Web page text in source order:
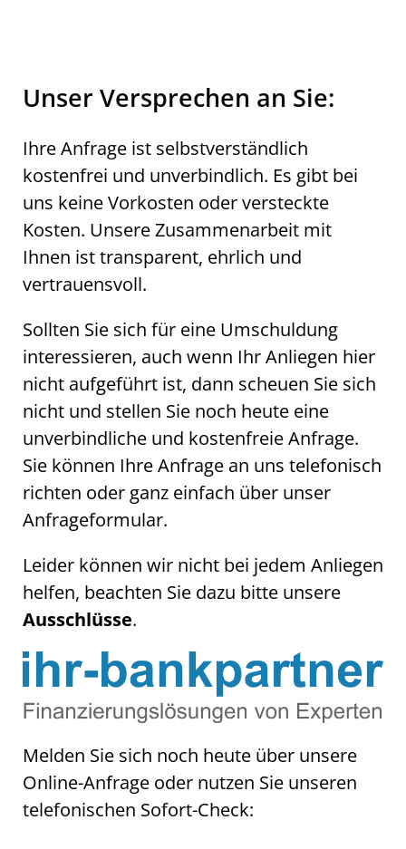
Unser Versprechen an Sie:
Ihre Anfrage ist selbstverständlich
kostenfrei und unverbindlich. Es gibt bei
uns keine Vorkosten oder versteckte
Kosten. Unsere Zusammenarbeit mit
Ihnen ist transparent, ehrlich und
vertrauensvoll.
Sollten Sie sich für eine Umschuldung
interessieren, auch wenn Ihr Anliegen hier
nicht aufgeführt ist, dann scheuen Sie sich
nicht und stellen Sie noch heute eine
unverbindliche und kostenfreie Anfrage.
Sie können Ihre Anfrage an uns telefonisch
richten oder ganz einfach über unser
Anfrageformular.
Leider können wir nicht bei jedem Anliegen
helfen, beachten Sie dazu bitte unsere
Ausschlüsse.
Melden Sie sich noch heute über unsere
Online-Anfrage oder nutzen Sie unseren
telefonischen Sofort-Check: